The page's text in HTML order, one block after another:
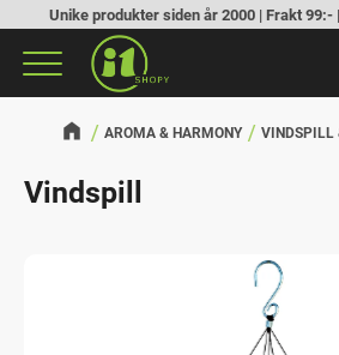
Meny
Unike produkter siden år 2000 | Frakt 99:-
AROMA & HARMONY VINDSPILL
Vindspill